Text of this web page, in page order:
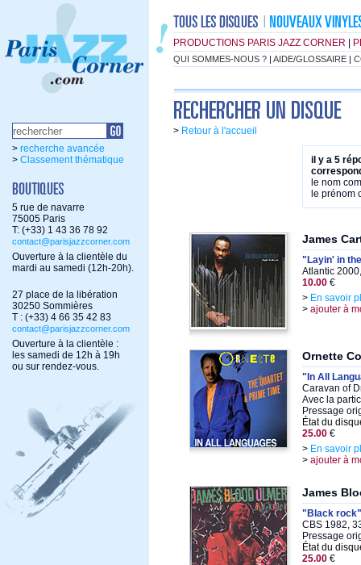
PRODUCTIONS PARIS JAZZ CORNER
QUI SOMMES-NOUS ? | AIDE/GLOSSAIRE |
> recherche avancée
> Classement thématique
5 rue de navarre
75005 Paris
T: (+33) 1 43 36 78 92
contact@parisjazzcorner.com
Ouverture à la clientèle du
mardi au samedi (12h-20h).
27 place de la libération
30250 Sommières
T : (+33) 4 66 35 42 83
contact@parisjazzcorner.com
Ouverture à la clientèle :
les samedi de 12h à 19h
ou sur rendez-vous.
> Retour à l'accueil
il y a 5
le nom
le prénom
James
"Layin' in
Atlantic
10.00 €
> En savoir
> ajouter à
Ornette
"In All
Caravan of
Avec la
Pressage
État du
25.00 €
> En savoir
> ajouter à
James
"Black rock"
CBS 1982,
Pressage
État du
25.00 €